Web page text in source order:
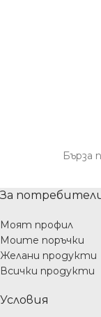
Бърза
За
Моят профил
Моите поръчки
Желани продукти
Всички продукти
Условия